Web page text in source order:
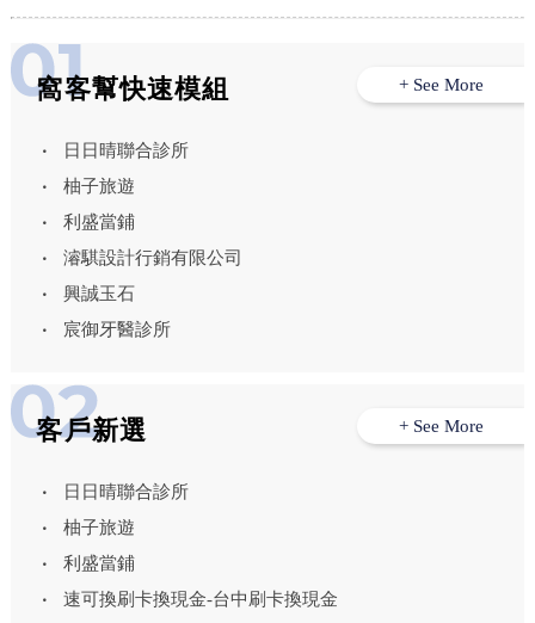
窩客幫快速模組
日日晴聯合診所
柚子旅遊
利盛當鋪
濬騏設計行銷有限公司
興誠玉石
宸御牙醫診所
+ See More
客戶新選
日日晴聯合診所
柚子旅遊
利盛當鋪
速可換刷卡換現金-台中刷卡換現金
+ See More